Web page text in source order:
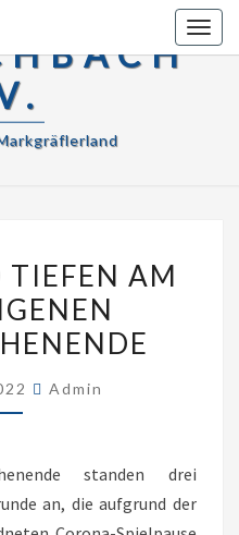
AM
Admin
standen drei
an, die aufgrund der